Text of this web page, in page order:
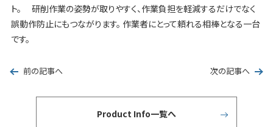
ト。 研削作業の姿勢が取りやすく、作業負担を軽減するだけでなく
誤動作防止にもつながります。 作業者にとって頼れる相棒となる一台
です。
前の記事へ 次の記事へ
Product Info一覧へ